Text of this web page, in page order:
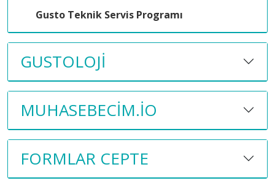
Gusto Teknik Servis Programı
GUSTOLOJI
MUHASEBECIM.IO
FORMLAR CEPTE